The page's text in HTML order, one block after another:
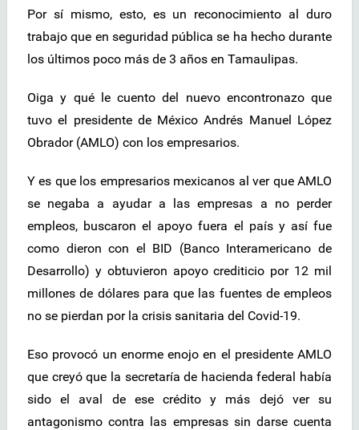
Por sí mismo, esto, es un reconocimiento al duro
trabajo que en seguridad pública se ha hecho durante
los últimos poco más de 3 años en Tamaulipas.
Oiga y qué le cuento del nuevo encontronazo que
tuvo el presidente de México Andrés Manuel López
Obrador (AMLO) con los empresarios.
Y es que los empresarios mexicanos al ver que AMLO
se negaba a ayudar a las empresas a no perder
empleos, buscaron el apoyo fuera el país y así fue
como dieron con el BID (Banco Interamericano de
Desarrollo) y obtuvieron apoyo crediticio por 12 mil
millones de dólares para que las fuentes de empleos
no se pierdan por la crisis sanitaria del Covid-19.
Eso provocó un enorme enojo en el presidente AMLO
que creyó que la secretaría de hacienda federal había
sido el aval de ese crédito y más dejó ver su
antagonismo contra las empresas sin darse cuenta